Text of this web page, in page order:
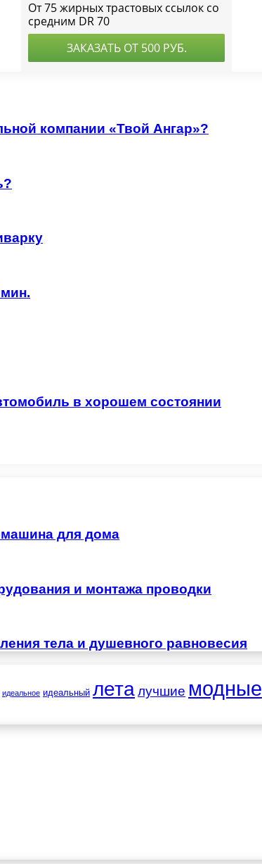
компании «Твой Ангар»?
в хорошем состоянии
для дома
и монтажа проводки
тела и душевного равновесия
идеальное идеальный леталучшие модные